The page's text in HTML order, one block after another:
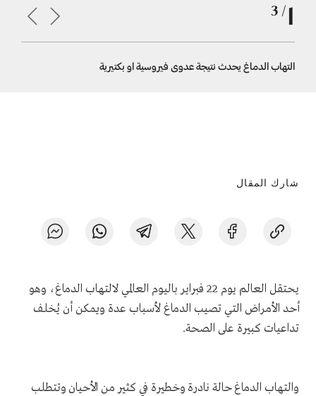
التهاب الدماغ يحدث نتيجة عدوى فيروسية او بكتيرية
شارك المقال
يحتقل العالم يوم 22 فبراير باليوم العالمي لالتهاب الدماغ، وهو
أحد الأمراض التي تصيب الدماغ لأسباب عدة ويمكن أن يُخلف
تداعيات كبيرة على الصحة.
والتهاب الدماغ حالة نادرة وخطيرة في كثير من الأحيان وتتطلب